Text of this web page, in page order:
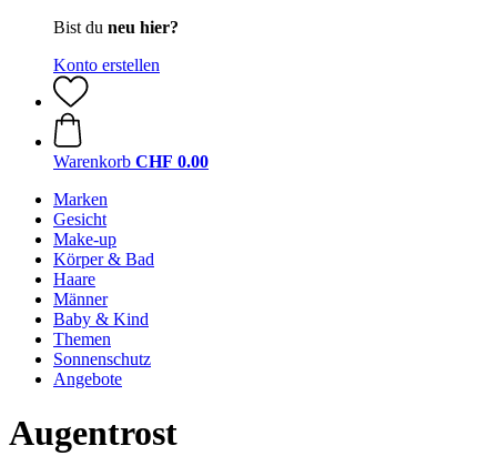
Bist du neu hier?
Konto erstellen
Warenkorb CHF 0.00
Marken
Gesicht
Make-up
Körper & Bad
Haare
Männer
Baby & Kind
Themen
Sonnenschutz
Angebote
Augentrost